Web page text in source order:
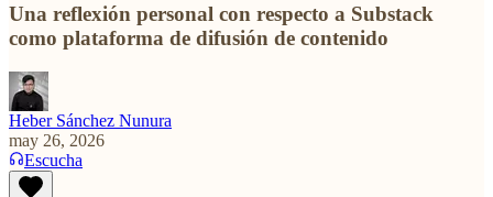
Una reflexión personal con respecto a Substack
como plataforma de difusión de contenido
Heber Sánchez Nunura
may 26, 2026
Escucha